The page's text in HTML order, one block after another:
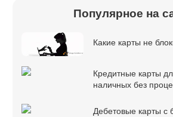
Популярное на
Какие карты не
Кредитные карты
наличных без
Дебетовые карты с